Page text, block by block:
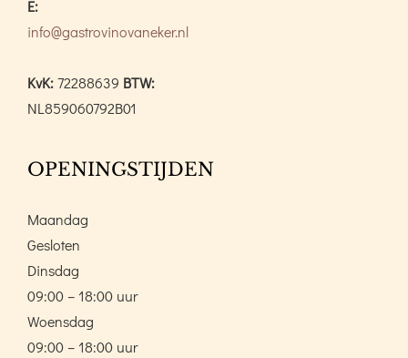
E:
info@gastrovinovaneker.nl
KvK:72288639 BTW:
NL859060792B01
OPENINGSTIJDEN
Maandag
Gesloten
Dinsdag
09:00 – 18:00 uur
Woensdag
09:00 – 18:00 uur